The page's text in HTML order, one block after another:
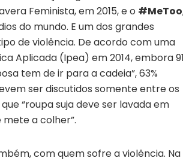
Feminista, em 2015, e o #MeToo
do mundo. E um dos grandes
de violência. De acordo com uma
Aplicada (Ipea) em 2014, embora
tem de ir para a cadeia”, 63%
ser discutidos somente entre os
“roupa suja deve ser lavada em
mete a colher”.
com quem sofre a violência. Na